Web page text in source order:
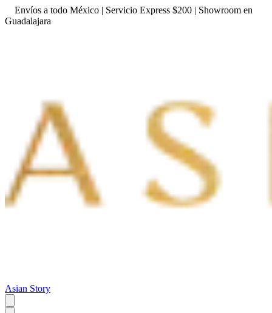
Envíos a todo México | Servicio Express $200 | Showroom en
Guadalajara
Asian Story